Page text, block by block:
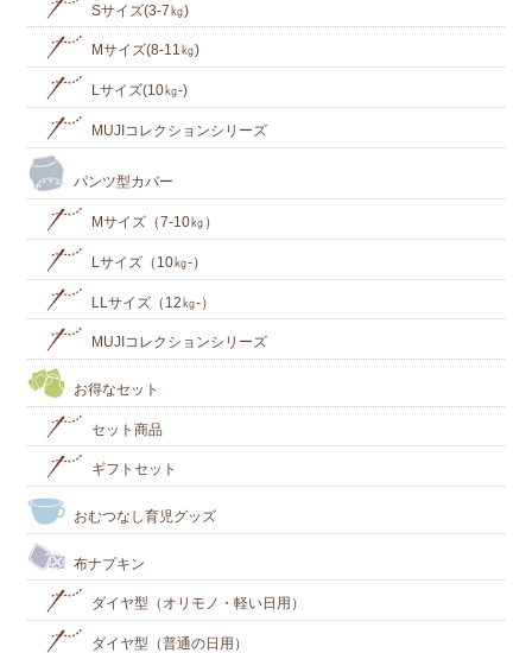
Sサイズ(3-7㎏)
Mサイズ(8-11㎏)
Lサイズ(10㎏‐)
MUJIコレクションシリーズ
パンツ型カバー
Mサイズ（7-10㎏）
Lサイズ（10㎏-）
LLサイズ（12㎏-）
MUJIコレクションシリーズ
お得なセット
セット商品
ギフトセット
おむつなし育児グッズ
布ナプキン
ダイヤ型（オリモノ・軽い日用）
ダイヤ型（普通の日用）